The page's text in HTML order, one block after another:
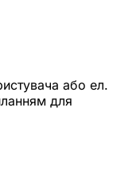
або ел.
для